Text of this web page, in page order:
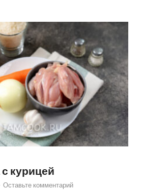
курицей
Оставьте комментарий